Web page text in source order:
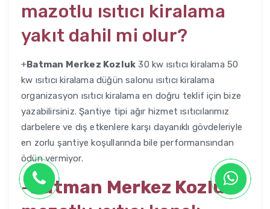
mazotlu ısıtıcı kiralama
yakıt dahil mi olur?
+Batman Merkez Kozluk 30 kw ısıtıcı kiralama 50
kw ısıtıcı kiralama düğün salonu ısıtıcı kiralama
organizasyon ısıtıcı kiralama en doğru teklif için bize
yazabilirsiniz. Şantiye tipi ağır hizmet ısıtıcılarımız
darbelere ve dış etkenlere karşı dayanıklı gövdeleriyle
en zorlu şantiye koşullarında bile performansından
ödün vermiyor.
-Batman Merkez Kozluk